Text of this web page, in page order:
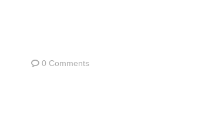
0 Comments